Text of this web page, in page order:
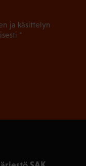
ja käsittelyn
*